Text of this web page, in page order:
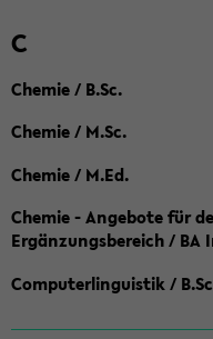
C
Chemie / B.Sc.
Chemie / M.Sc.
Chemie / M.Ed.
Chemie - Angebote für
Ergänzungsbereich / BA
Computerlinguistik /